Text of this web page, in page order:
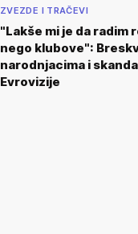
ZVEZDE I TRAČEVI
"Lakše mi je da radim
nego klubove":
narodnjacima i
Evrovizije